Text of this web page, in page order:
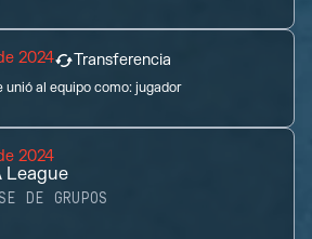
2024 Transferencia
unió al equipo como:jugador
2024
League
DE GRUPOS